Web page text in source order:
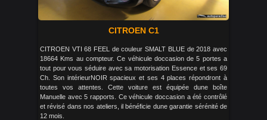
CITROEN C1
CITROEN VTI 68 FEEL de couleur SMALT BLUE de 2018 avec
18664 Kms au compteur. Ce véhicule doccasion de 5 portes a
tout pour vous séduire avec sa motorisation Essence et ses 69
Ch. Son intérieurNOIR spacieux et ses 4 places répondront à
toutes vos attentes. Cette voiture est équipée dune boîte
Manuelle avec 5 rapports. Ce véhicule doccasion a été contrôlé
et révisé dans nos ateliers, il bénéficie dune garantie sérénité de
12 mois.